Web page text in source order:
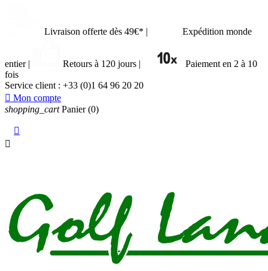
Livraison offerte dès 49€* | Expédition monde
entier | Retours à 120 jours |
Paiement en 2 à 10
fois
Service client : +33 (0)1 64 96 20 20
 Mon compte
shopping_cart Panier (0)

